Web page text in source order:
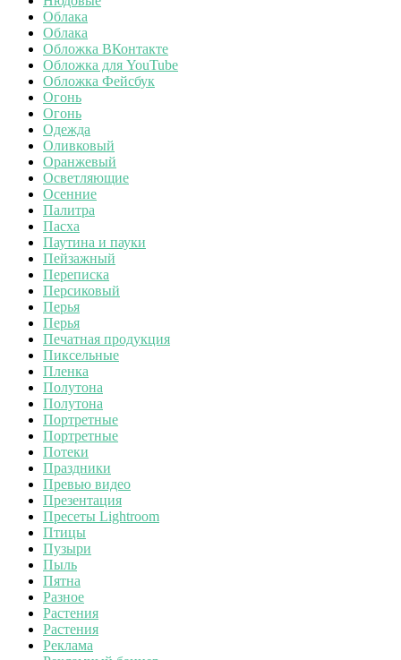
Облака
Облака
Обложка ВКонтакте
Обложка для YouTube
Обложка Фейсбук
Огонь
Огонь
Одежда
Оливковый
Оранжевый
Осветляющие
Осенние
Палитра
Пасха
Паутина и пауки
Пейзажный
Переписка
Персиковый
Перья
Перья
Печатная продукция
Пиксельные
Пленка
Полутона
Полутона
Портретные
Портретные
Потеки
Праздники
Превью видео
Презентация
Пресеты Lightroom
Птицы
Пузыри
Пыль
Пятна
Разное
Растения
Растения
Реклама